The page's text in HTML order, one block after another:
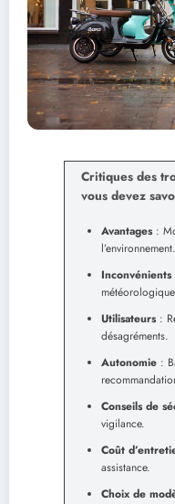
Critiques des
vous devez
Avantages:
l’environnement.
Inconvénients
Utilisateurs:
désagréments.
Autonomie :
Conseils de
vigilance.
Coût
assistance.
Choix de